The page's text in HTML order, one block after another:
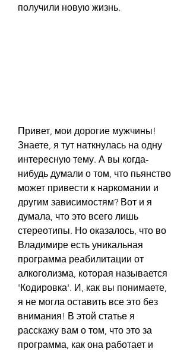
получили новую жизнь.
Привет, мои дорогие мужчины!
Знаете, я тут наткнулась на одну
интересную тему. А вы когда-
нибудь думали о том, что пьянство
может привести к наркомании и
другим зависимостям? Вот и я
думала, что это всего лишь
стереотипы. Но оказалось, что во
Владимире есть уникальная
программа реабилитации от
алкоголизма, которая называется
'Кодировка'. И, как вы понимаете,
я не могла оставить все это без
внимания! В этой статье я
расскажу вам о том, что это за
программа, как она работает и